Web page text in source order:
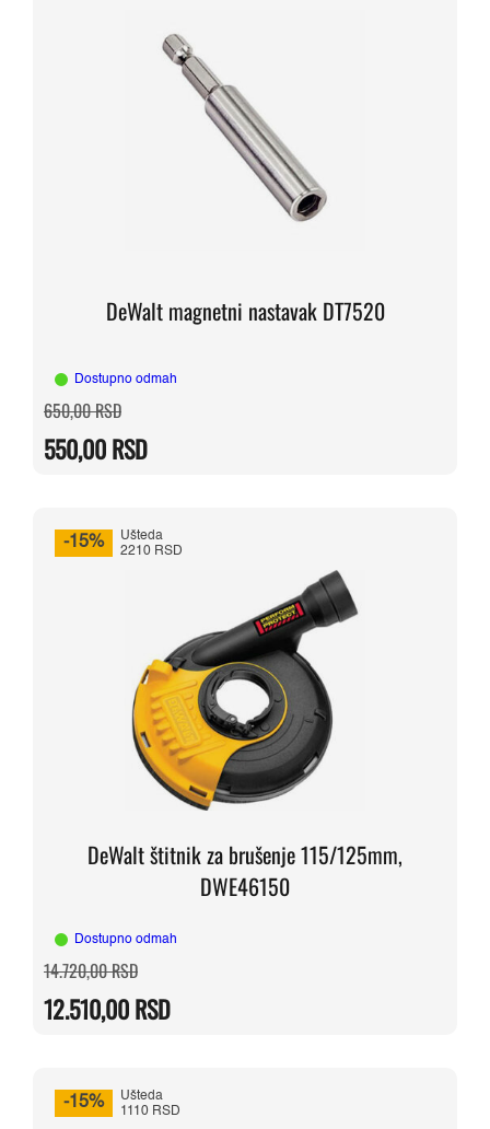
DeWalt magnetni nastavak DT7520
Dostupno odmah
650,00RSDOriginalna
cena
bila:
650,00 RSD.
550,00RSD
Trenutna
cena
550,00 RSD.
-15%
Ušteda
2210 RSD
DeWalt štitnik za brušenje 115/125mm,
DWE46150
Dostupno odmah
14.720,00RSDOriginalna
cena
bila:
14.720,00 RSD.
12.510,00RSD
Trenutna
cena
12.510,00 RSD.
-15%
Ušteda
1110 RSD